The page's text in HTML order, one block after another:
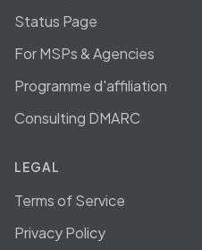
Status Page
For MSPs & Agencies
Programme d'affiliation
Consulting DMARC
LEGAL
Terms of Service
Privacy Policy